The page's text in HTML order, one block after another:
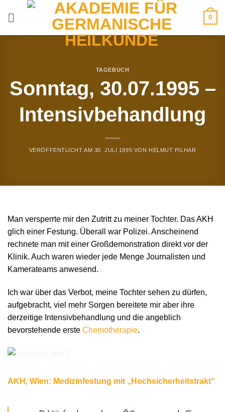
0
TAGEBUCH
Sonntag, 30.07.1995 –
Intensivbehandlung
VERÖFFENTLICHT AM 30. JULI 1995 VON HELMUT PILHAR
Man versperrte mir den Zutritt zu meiner Tochter. Das AKH
glich einer Festung. Überall war Polizei. Anscheinend
rechnete man mit einer Großdemonstration direkt vor der
Klinik. Auch waren wieder jede Menge Journalisten und
Kamerateams anwesend.
Ich war über das Verbot, meine Tochter sehen zu dürfen,
aufgebracht, viel mehr Sorgen bereitete mir aber ihre
derzeitige Intensivbehandlung und die angeblich
bevorstehende erste Chemotherapie.
AKH, Wien: Medizinfestung mit „Hochsicherheitstrakt“